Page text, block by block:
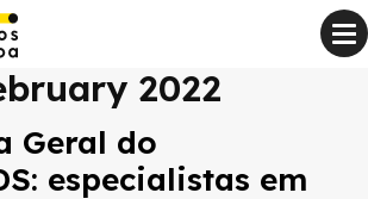
2022
Geral do
especialistas em